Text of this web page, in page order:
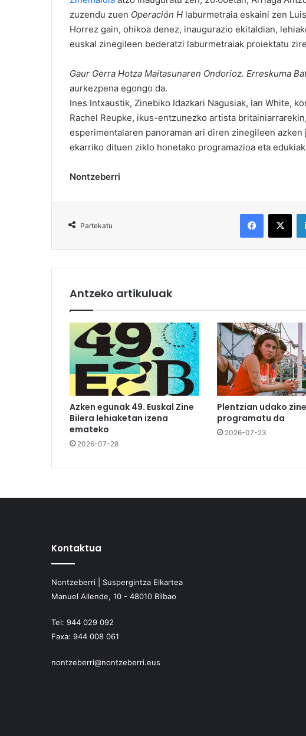
zuzendu zuen Operación H laburmetraia eskaini zen
Horrez gain, ohikoa denez, inaugurazio ekitaldian,
euskal zinegileen bederatzi laburmetraiak proiektatu
Gaur Gerra Hotza Maitasunaren Ondorioz. Erreskuma
aurkezpena egongo da.
Ines Intxaustik, Zinebiko Idazkari Nagusiak, Ian White,
Rachel Reupke, ikus-entzunezko artista
esperimentalaren panoraman ari diren zinegileen
ekarriko dituen ziklo honetako programazioa eta
Nontzeberri
Partekatu
Antzeko artikuluak
Azken egunak 49. Euskal Zine
Bilera lehiaketan izena
emateko
2026-07-28
Plentzian udako
programatu da
2026-07-23
Kontaktua
Nontzeberri | Suspergintza Elkartea
Manuel Allende, 10 - 48010 Bilbao
Tel: 944 029 092
Faxa: 944 008 061
nontzeberri@nontzeberri.eus